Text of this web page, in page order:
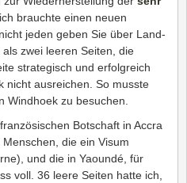
brauchte einen neuen
jeden geben Sie über Land-
zwei leeren Seiten, die
strategisch und erfolgreich
nicht ausreichen. So musste
Windhoek zu besuchen.
Botschaft in Accra
die ein Visum
und die in Yaoundé, für
voll. 36 leere Seiten hatte ich,